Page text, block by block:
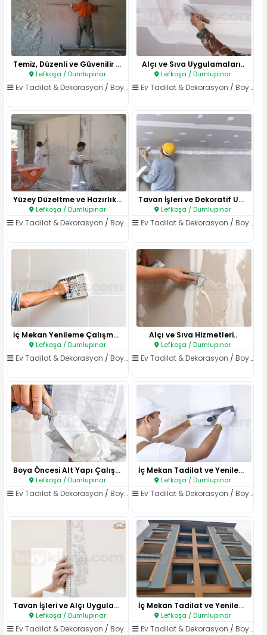
Temiz, Düzenli ve Güvenilir İş..
Lefkoşa / Dumlupınar
Ev Tadilat & Dekorasyon / Boya & Badana
Alçı ve Sıva Uygulamaları..
Lefkoşa / Dumlupınar
Ev Tadilat & Dekorasyon /Boya & Badana
Yüzey Düzeltme ve Hazırlık Hiz..
Lefkoşa / Dumlupınar
Ev Tadilat & Dekorasyon / Boya & Badana
Tavan İşleri ve Dekoratif Uygu..
Lefkoşa / Dumlupınar
Ev Tadilat & Dekorasyon /Boya & Badana
İç Mekan Yenileme Çalışmaları..
Lefkoşa / Dumlupınar
Ev Tadilat & Dekorasyon / Boya & Badana
Alçı ve Sıva Hizmetleri..
Lefkoşa / Dumlupınar
Ev Tadilat & Dekorasyon /Boya & Badana
Boya Öncesi Alt Yapı Çalışmala..
Lefkoşa / Dumlupınar
Ev Tadilat & Dekorasyon / Boya & Badana
İç Mekan Tadilat ve Yenileme..
Lefkoşa / Dumlupınar
Ev Tadilat & Dekorasyon /Boya & Badana
Tavan İşleri ve Alçı Uygulamal..
Lefkoşa / Dumlupınar
Ev Tadilat & Dekorasyon / Boya & Badana
İç Mekan Tadilat ve Yenileme..
Lefkoşa / Dumlupınar
Ev Tadilat & Dekorasyon /Boya & Badana